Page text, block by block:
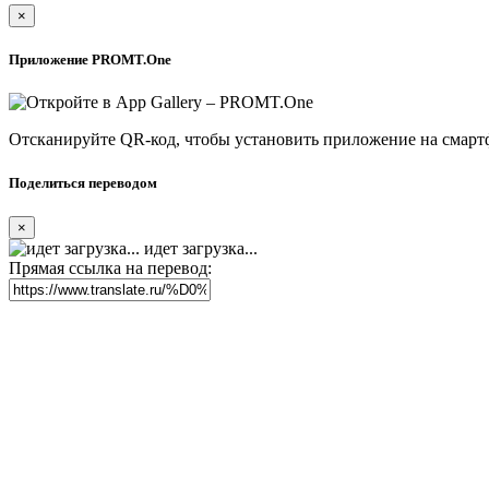
×
Приложение PROMT.One
Отсканируйте QR-код, чтобы установить приложение на
Поделиться переводом
×
идет загрузка...
Прямая ссылка на перевод: